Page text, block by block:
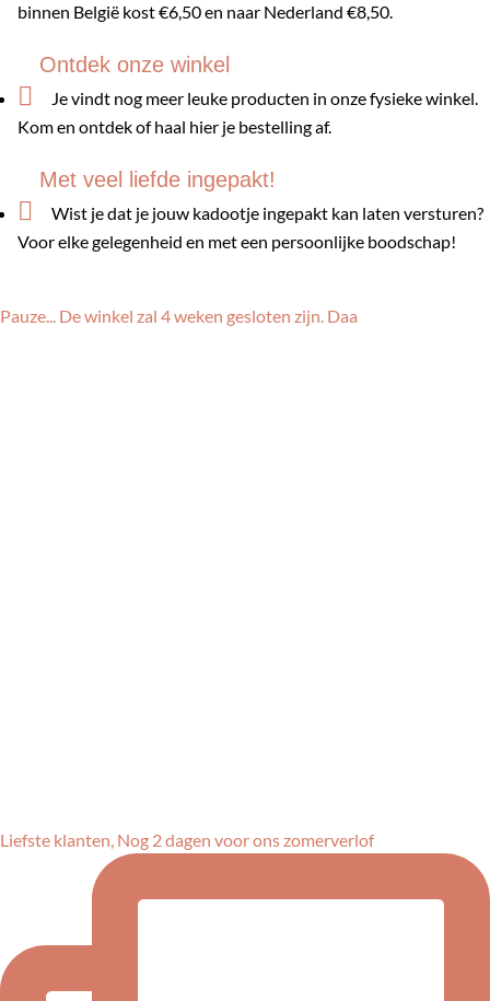
binnen België kost €6,50 en naar Nederland €8,50.
Ontdek onze winkel

Je vindt nog meer leuke producten in onze fysieke winkel.
Kom en ontdek of haal hier je bestelling af.
Met veel liefde ingepakt!

Wist je dat je jouw kadootje ingepakt kan laten versturen?
Voor elke gelegenheid en met een persoonlijke boodschap!
Pauze... De winkel zal 4 weken gesloten zijn. Daa
Liefste klanten, Nog 2 dagen voor ons zomerverlof